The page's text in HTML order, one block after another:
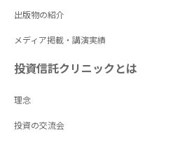
出版物の紹介
メディア掲載・講演実績
投資信託クリニックとは
理念
投資の交流会